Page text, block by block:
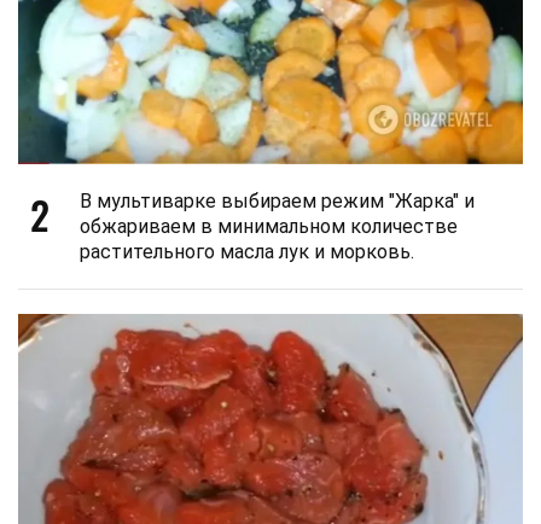
2
В мультиварке выбираем режим "Жарка" и
обжариваем в минимальном количестве
растительного масла лук и морковь.